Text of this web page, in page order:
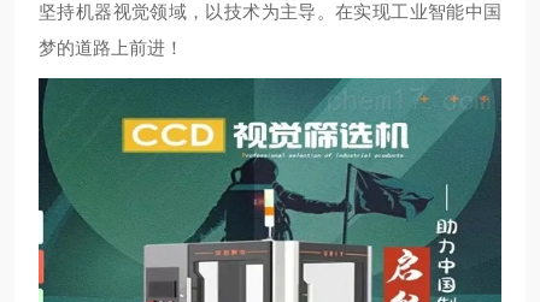
坚持机器视觉领域，以技术为主导。在实现工业智能中国
梦的道路上前进！